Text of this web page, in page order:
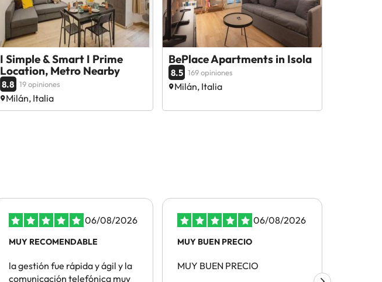
I Simple & Smart I Prime
Location, Metro Nearby
8.8 19 opiniones
Milán, Italia
BePlace Apartments in Isola
8.5 169 opiniones
Milán, Italia
06/08/2026
MUY RECOMENDABLE
la gestión fue rápida y ágil y la
comunicación telefónica muy
06/08/2026
MUY BUEN PRECIO
MUY BUEN PRECIO